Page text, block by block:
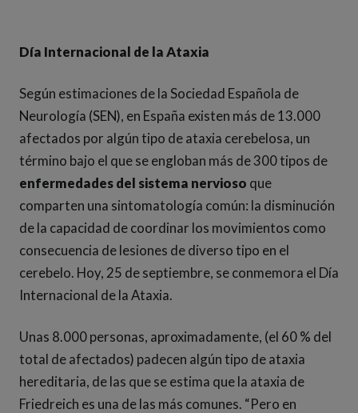
Día Internacional de la Ataxia
Según estimaciones de la Sociedad Española de
Neurología (SEN), en España existen más de 13.000
afectados por algún tipo de ataxia cerebelosa, un
término bajo el que se engloban más de 300 tipos de
enfermedades del sistema nervioso que
comparten una sintomatología común: la disminución
de la capacidad de coordinar los movimientos como
consecuencia de lesiones de diverso tipo en el
cerebelo. Hoy, 25 de septiembre, se conmemora el Día
Internacional de la Ataxia.
Unas 8.000 personas, aproximadamente, (el 60 % del
total de afectados) padecen algún tipo de ataxia
hereditaria, de las que se estima que la ataxia de
Friedreich es una de las más comunes. “Pero en